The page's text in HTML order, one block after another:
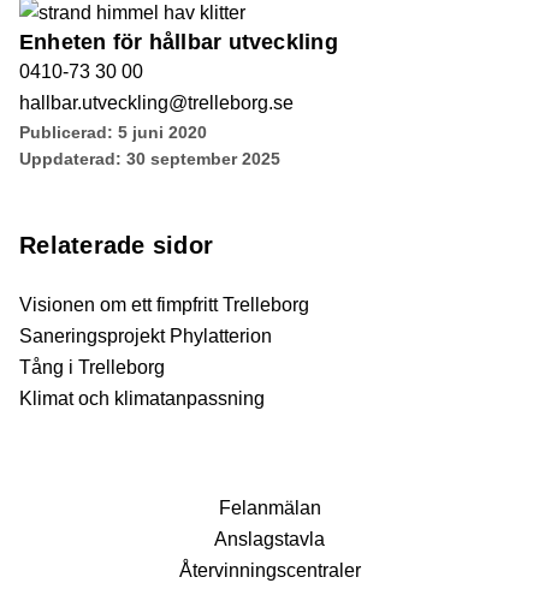
Enheten för hållbar utveckling
0410-73 30 00
hallbar.utveckling@trelleborg.se
Publicerad: 5 juni 2020
Uppdaterad: 30 september 2025
Relaterade sidor
Visionen om ett fimpfritt Trelleborg
Saneringsprojekt Phylatterion
Tång i Trelleborg
Klimat och klimatanpassning
Fel­anmälan
Anslags­tavla
Återvinnings­centraler